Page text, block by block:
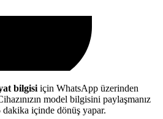
bilgisi için WhatsApp üzerinden
model bilgisini paylaşmanız
içinde dönüş yapar.